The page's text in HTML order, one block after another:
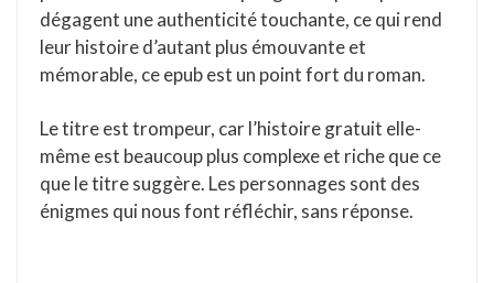
dégagent une authenticité touchante, ce qui rend
leur histoire d’autant plus émouvante et
mémorable, ce epub est un point fort du roman.
Le titre est trompeur, car l’histoire gratuit elle-
même est beaucoup plus complexe et riche que ce
que le titre suggère. Les personnages sont des
énigmes qui nous font réfléchir, sans réponse.